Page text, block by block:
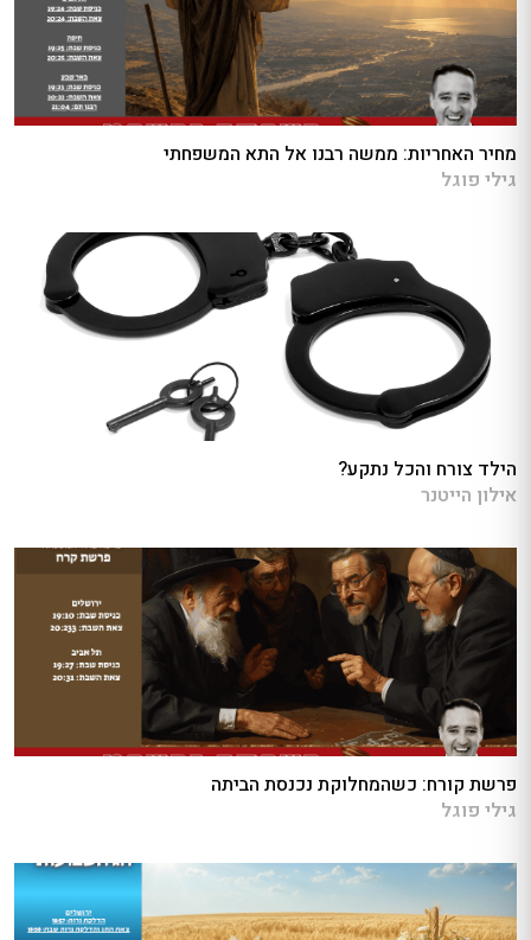
מחיר האחריות: ממשה רבנו אל התא המשפחתי
גילי פוגל
הילד צורח והכל נתקע?
אילון הייטנר
פרשת קורח: כשהמחלוקת נכנסת הביתה
גילי פוגל